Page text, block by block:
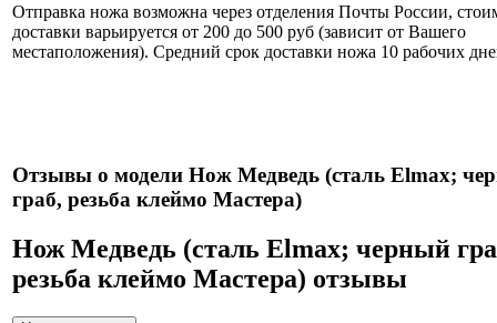
Отправка ножа возможна через отделения Почты России,
доставки варьируется от 200 до 500 руб (зависит от Вашего
местаположения). Средний срок доставки ножа 10 рабочих
Отзывы о модели Нож Медведь (сталь Elmax;
граб, резьба клеймо Мастера)
Нож Медведь (сталь Elmax; черный
резьба клеймо Мастера) отзывы